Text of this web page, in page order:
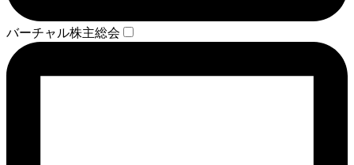
バーチャル株主総会